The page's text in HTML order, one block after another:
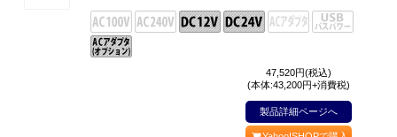
47,520円(税込)
(本体:43,200円+消費税)
製品詳細ページへ